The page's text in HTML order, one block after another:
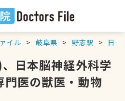
イル 岐阜県 野志駅 日本
日本脳神経外科学
門医の獣医・動物